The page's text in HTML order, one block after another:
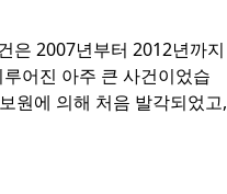
은 2007년부터 2012년까지
어진 아주 큰 사건이었습
원에 의해 처음 발각되었고,